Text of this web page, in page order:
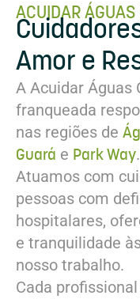
ACUIDAR
Amor e
A Acuidar Águas
franqueada
nas regiões de
Guará e Park Way.
Atuamos com
pessoas com
hospitalares,
e tranquilidade
nosso trabalho.
Cada